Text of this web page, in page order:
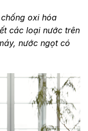
oxi hóa
các loại nước trên
nước ngọt có